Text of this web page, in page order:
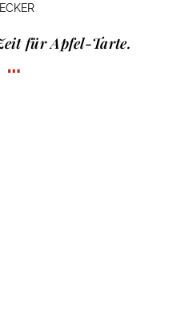
für Apfel-Tarte.
…